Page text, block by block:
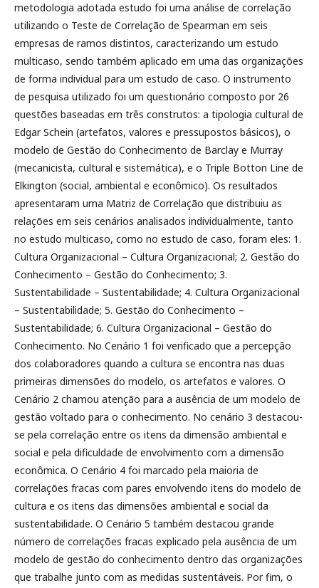
metodologia adotada estudo foi uma análise de correlação
utilizando o Teste de Correlação de Spearman em seis
empresas de ramos distintos, caracterizando um estudo
multicaso, sendo também aplicado em uma das organizações
de forma individual para um estudo de caso. O instrumento
de pesquisa utilizado foi um questionário composto por 26
questões baseadas em três construtos: a tipologia cultural de
Edgar Schein (artefatos, valores e pressupostos básicos), o
modelo de Gestão do Conhecimento de Barclay e Murray
(mecanicista, cultural e sistemática), e o Triple Botton Line de
Elkington (social, ambiental e econômico). Os resultados
apresentaram uma Matriz de Correlação que distribuiu as
relações em seis cenários analisados individualmente, tanto
no estudo multicaso, como no estudo de caso, foram eles: 1.
Cultura Organizacional – Cultura Organizacional; 2. Gestão do
Conhecimento – Gestão do Conhecimento; 3.
Sustentabilidade – Sustentabilidade; 4. Cultura Organizacional
– Sustentabilidade; 5. Gestão do Conhecimento –
Sustentabilidade; 6. Cultura Organizacional – Gestão do
Conhecimento. No Cenário 1 foi verificado que a percepção
dos colaboradores quando a cultura se encontra nas duas
primeiras dimensões do modelo, os artefatos e valores. O
Cenário 2 chamou atenção para a ausência de um modelo de
gestão voltado para o conhecimento. No cenário 3 destacou-
se pela correlação entre os itens da dimensão ambiental e
social e pela dificuldade de envolvimento com a dimensão
econômica. O Cenário 4 foi marcado pela maioria de
correlações fracas com pares envolvendo itens do modelo de
cultura e os itens das dimensões ambiental e social da
sustentabilidade. O Cenário 5 também destacou grande
número de correlações fracas explicado pela ausência de um
modelo de gestão do conhecimento dentro das organizações
que trabalhe junto com as medidas sustentáveis. Por fim, o